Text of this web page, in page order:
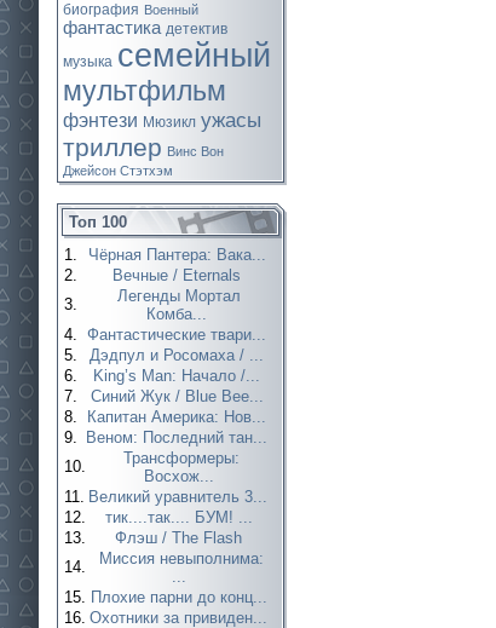
биография Военный
фантастика детектив
музыка семейный
мультфильм
фэнтези Мюзикл ужасы
триллер Винс Вон
Джейсон Стэтхэм
Топ 100
1.
Чёрная Пантера: Вака...
2.
Вечные / Eternals
3.
Легенды Мортал
Комба...
4. Фантастические твари...
5.
Дэдпул и Росомаха / ...
6.
King’s Man: Начало /...
7.
Синий Жук / Blue Bee...
8.
Капитан Америка: Нов...
9.
Веном: Последний тан...
10.
Трансформеры:
Восхож...
11. Великий уравнитель 3...
12.
тик....так.... БУМ! ...
13.
Флэш / The Flash
14.
Миссия невыполнима:
...
15. Плохие парни до конц...
16. Охотники за привиден...